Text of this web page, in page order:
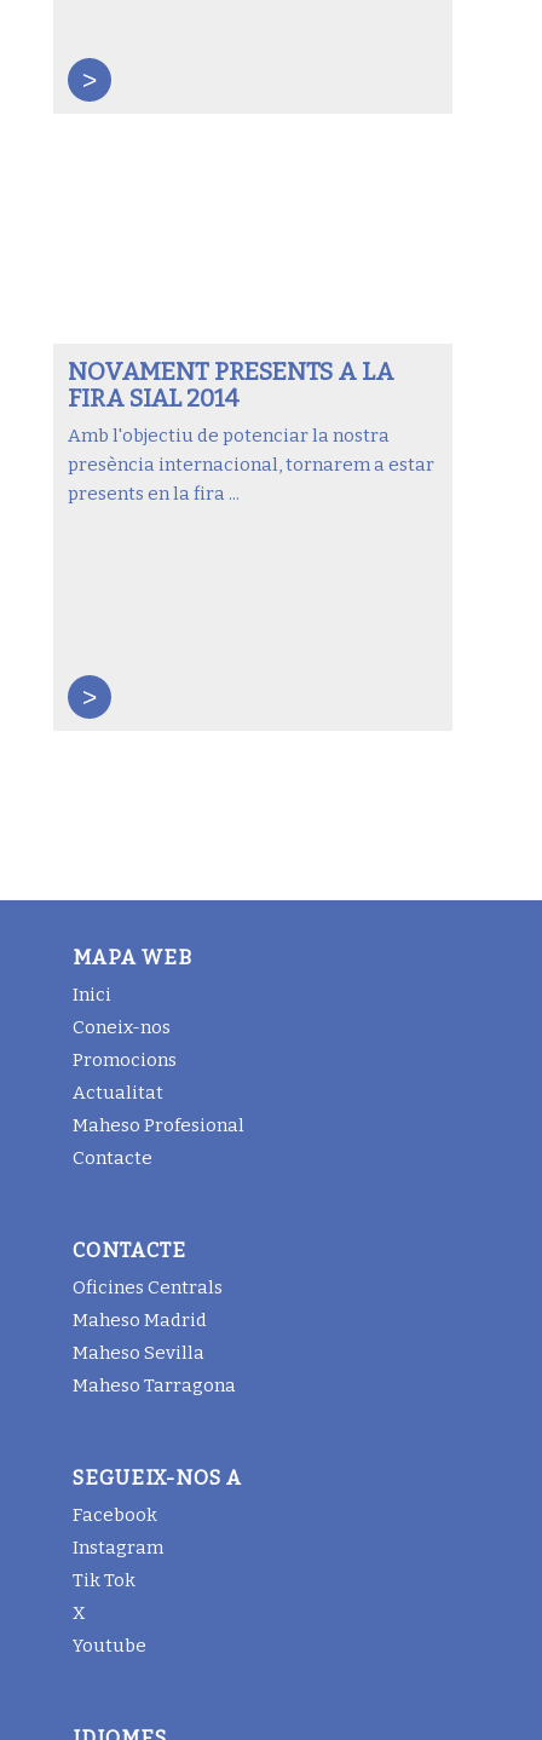
>
NOVAMENT PRESENTS A LA
FIRA SIAL 2014
Amb l'objectiu de potenciar la nostra
presència internacional, tornarem a estar
presents en la fira ...
>
MAPA WEB
Inici
Coneix-nos
Promocions
Actualitat
Maheso Profesional
Contacte
CONTACTE
Oficines Centrals
Maheso Madrid
Maheso Sevilla
Maheso Tarragona
SEGUEIX-NOS A
Facebook
Instagram
Tik Tok
X
Youtube